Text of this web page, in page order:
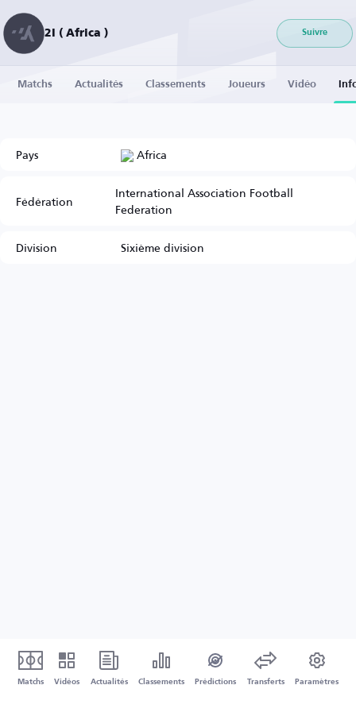
2I ( Africa ) Suivre
Matchs Actualités Classements Joueurs Vidéo
Pays Africa
Fédération International Association Football
Federation
Division
Sixième division
Matchs Vidéos Actualités Classements Prédictions Transferts Paramètres